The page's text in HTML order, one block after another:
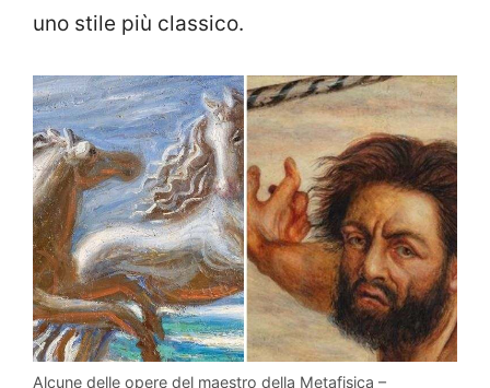
uno stile più classico.
Alcune delle opere del maestro della Metafisica –